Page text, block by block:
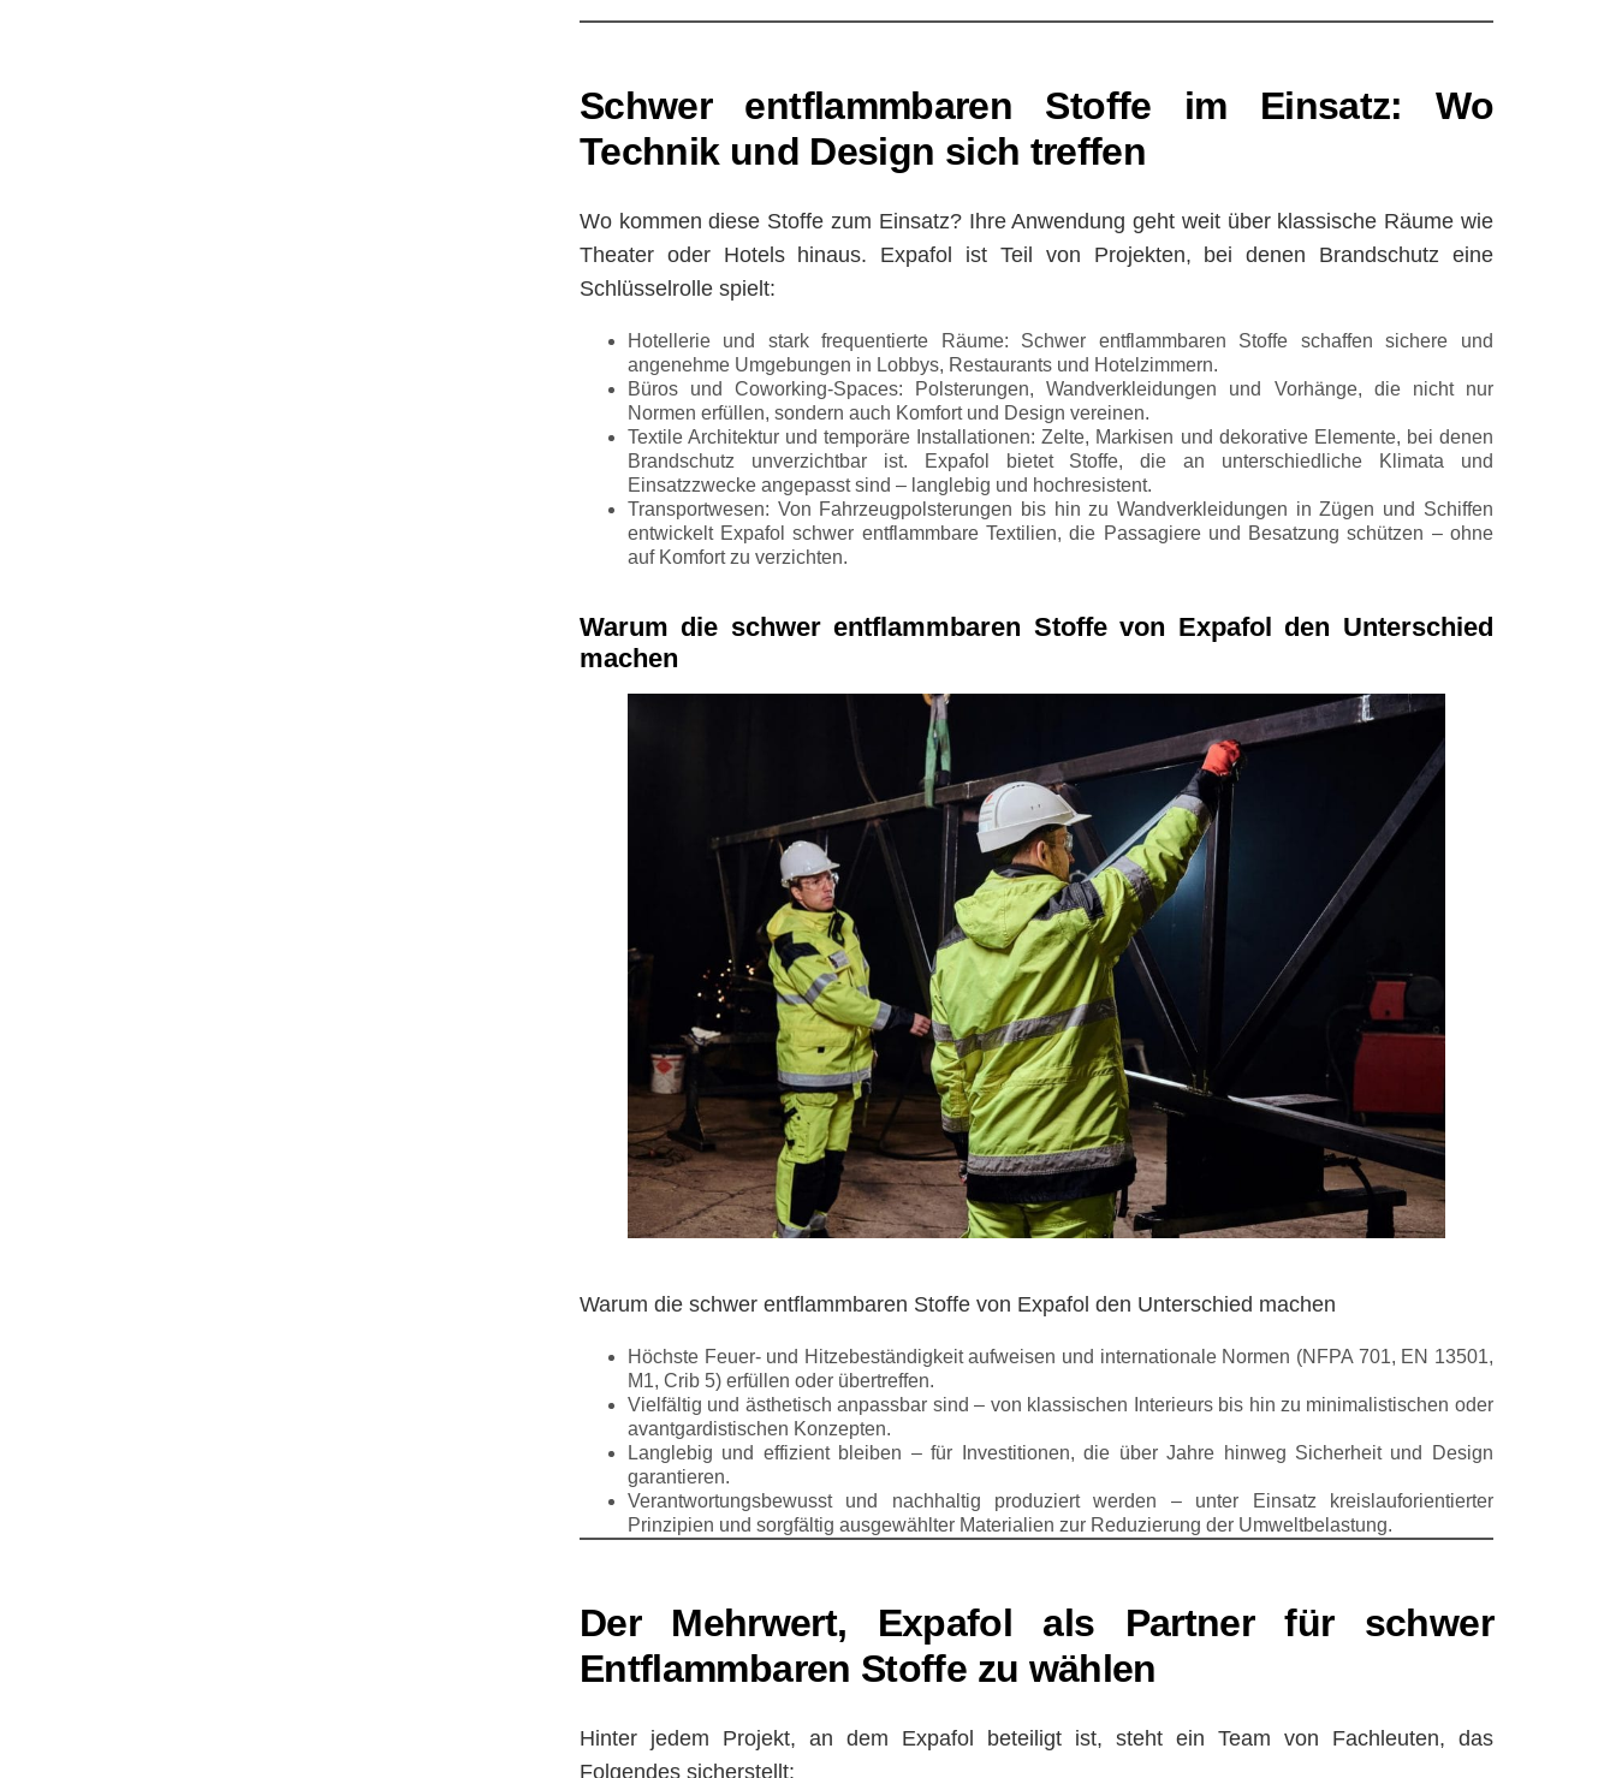
Schwer entflammbaren Stoffe im Einsatz: Wo
Technik und Design sich treffen
Wo kommen diese Stoffe zum Einsatz? Ihre Anwendung geht weit über klassische Räume wie
Theater oder Hotels hinaus. Expafol ist Teil von Projekten, bei denen Brandschutz eine
Schlüsselrolle spielt:
Hotellerie und stark frequentierte Räume: Schwer entflammbaren Stoffe schaffen sichere und
angenehme Umgebungen in Lobbys, Restaurants und Hotelzimmern.
Büros und Coworking-Spaces: Polsterungen, Wandverkleidungen und Vorhänge, die nicht nur
Normen erfüllen, sondern auch Komfort und Design vereinen.
Textile Architektur und temporäre Installationen:Zelte, Markisen und dekorative Elemente, bei denen
Brandschutz unverzichtbar ist. Expafol bietet Stoffe, die an unterschiedliche Klimata und
Einsatzzwecke angepasst sind – langlebig und hochresistent.
Transportwesen: Von Fahrzeugpolsterungen bis hin zu Wandverkleidungen in Zügen und Schiffen
entwickelt Expafol schwer entflammbare Textilien, die Passagiere und Besatzung schützen – ohne
auf Komfort zu verzichten.
Warum die schwer entflammbaren Stoffe von Expafol den Unterschied
machen
Warum die schwer entflammbaren Stoffe von Expafol den Unterschied machen
Höchste Feuer- und Hitzebeständigkeitaufweisen und internationale Normen (NFPA 701, EN 13501,
M1, Crib 5) erfüllen oder übertreffen.
Vielfältig und ästhetisch anpassbar sind – von klassischen Interieurs bis hin zu minimalistischen oder
avantgardistischen Konzepten.
Langlebig und effizient bleiben – für Investitionen, die über Jahre hinweg Sicherheit und Design
garantieren.
Verantwortungsbewusst und nachhaltig produziert werden – unter Einsatz kreislauforientierter
Prinzipien und sorgfältig ausgewählter Materialien zur Reduzierung der Umweltbelastung.
Der Mehrwert, Expafol als Partner für schwer
Entflammbaren Stoffe zu wählen
Hinter jedem Projekt, an dem Expafol beteiligt ist, steht ein Team von Fachleuten, das
Folgendes sicherstellt: